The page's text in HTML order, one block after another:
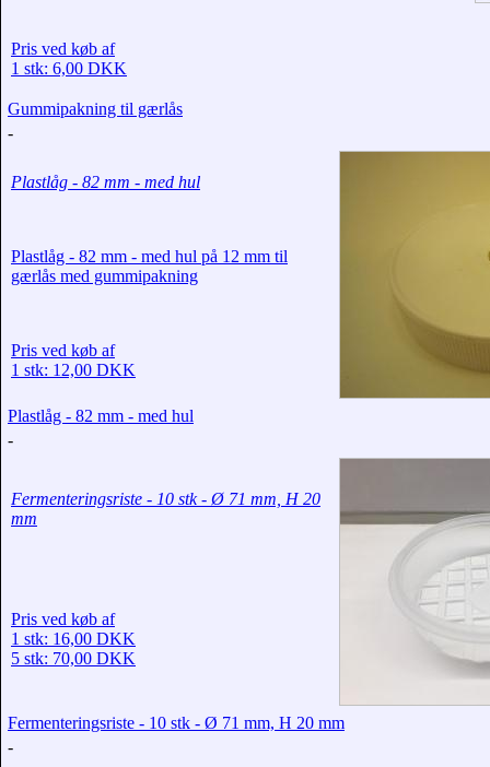
Pris ved køb af
1 stk: 6,00 DKK
Gummipakning til gærlås
-
Plastlåg - 82 mm - med hul
Plastlåg - 82 mm - med hul på 12 mm til
gærlås med gummipakning
Pris ved køb af
1 stk: 12,00 DKK
Plastlåg - 82 mm - med hul
-
Fermenteringsriste - 10 stk - Ø 71 mm, H 20
mm
Pris ved køb af
1 stk: 16,00 DKK
5 stk: 70,00 DKK
Fermenteringsriste - 10 stk - Ø 71 mm, H 20 mm
-